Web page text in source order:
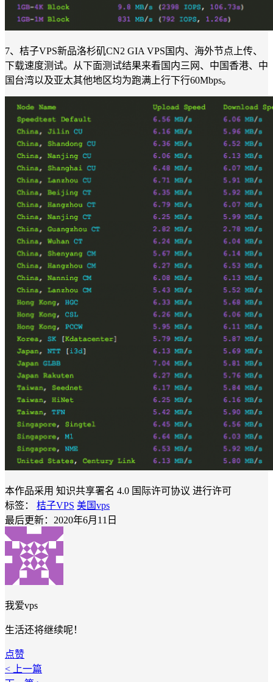
7、桔子VPS新品洛杉矶CN2 GIA VPS国内、海外节点上传、
下载速度测试。从下面测试结果来看国内三网、中国香港、中
国台湾以及亚太其他地区均为跑满上行下行60Mbps。
本作品采用 知识共享署名 4.0 国际许可协议 进行许可
标签：
桔子VPS 美国vps
最后更新：2020年6月11日
我爱vps
生活还将继续呢！
点赞
< 上一篇